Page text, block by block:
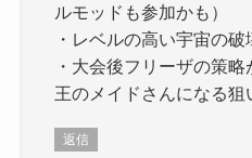
ルモッドも参加かも）
・レベルの高い宇宙の
・大会後フリーザの策
王のメイドさんになる
返信